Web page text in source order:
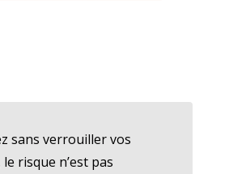
sans verrouiller vos
risque n’est pas